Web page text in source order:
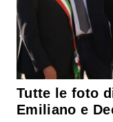
Tutte le foto
Emiliano e